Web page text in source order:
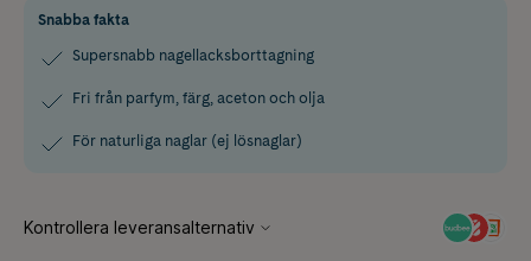
Snabba fakta
Supersnabb nagellacksborttagning
Fri från parfym, färg, aceton och olja
För naturliga naglar (ej lösnaglar)